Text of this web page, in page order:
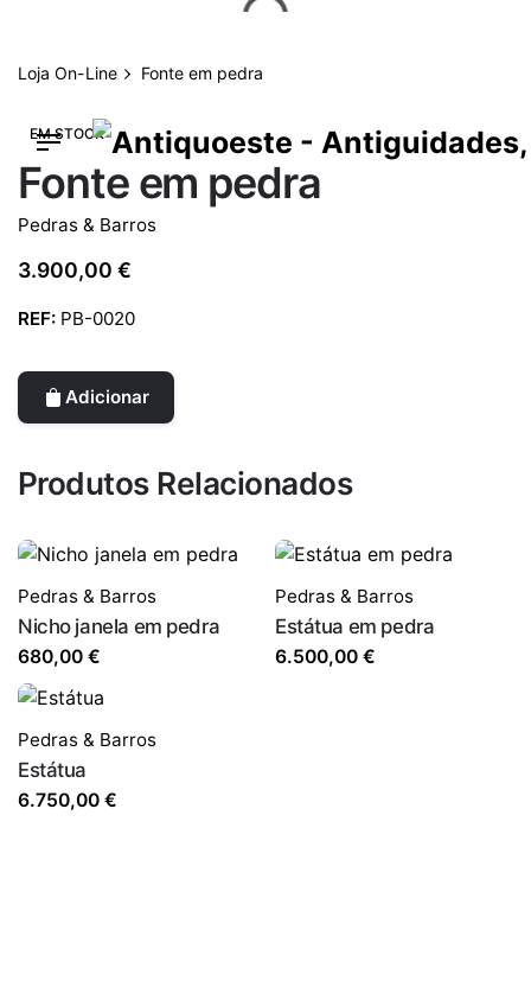
content
Loja On-Line Fonte em pedra
EM STOCK
Fonte em pedra
Pedras & Barros
3.900,00 €
REF: PB-0020
Adicionar
Produtos Relacionados
Pedras & Barros
Nicho janela em pedra
680,00 €
Pedras & Barros
Estátua em pedra
6.500,00 €
Pedras & Barros
Estátua
6.750,00 €